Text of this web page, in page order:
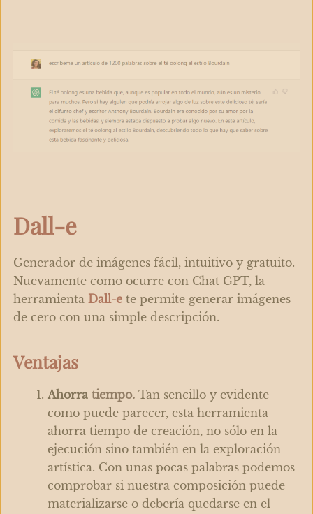
Dall-e
Generador de imágenes fácil, intuitivo y gratuito.
Nuevamente como ocurre con Chat GPT, la
herramienta Dall-ete permite generar imágenes
de cero con una simple descripción.
Ventajas
Ahorra tiempo.Tan sencillo y evidente
como puede parecer, esta herramienta
ahorra tiempo de creación, no sólo en la
ejecución sino también en la exploración
artística. Con unas pocas palabras podemos
comprobar si nuestra composición puede
materializarse o debería quedarse en el